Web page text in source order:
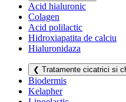
Acid hialuronic
Colagen
Acid polilactic
Hidroxiapatita de calciu
Hialuronidaza
❮ Tratamente cicatrici si
Biodermis
Kelapher